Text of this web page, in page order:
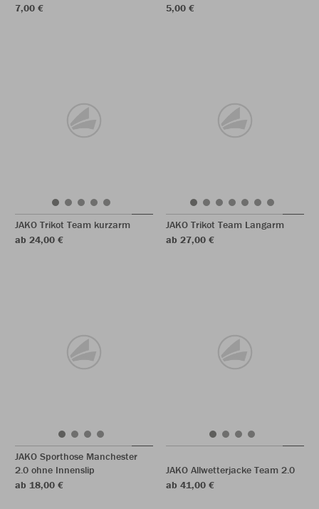
7,00 €
5,00 €
JAKO Trikot Team kurzarm
ab 24,00 €
JAKO Trikot Team Langarm
ab 27,00 €
JAKO Sporthose Manchester
2.0 ohne Innenslip
ab 18,00 €
JAKO Allwetterjacke Team 2.0
ab 41,00 €